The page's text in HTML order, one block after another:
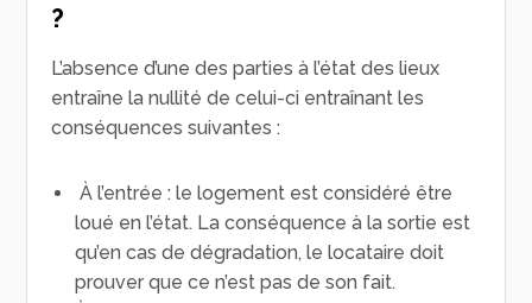
?
L’absence d’une des parties à l’état des lieux
entraîne la nullité de celui-ci entraînant les
conséquences suivantes :
À l’entrée : le logement est considéré être
loué en l’état. La conséquence à la sortie est
qu’en cas de dégradation, le locataire doit
prouver que ce n’est pas de son fait.